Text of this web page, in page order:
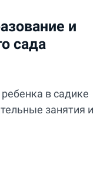
и
сада
в садике
занятия и